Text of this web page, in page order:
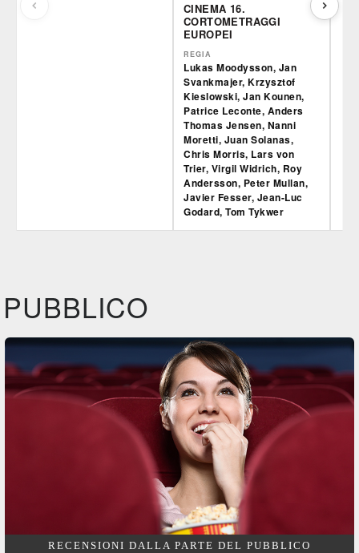
CINEMA 16.
CORTOMETRAGGI
EUROPEI
REGIA
Lukas Moodysson, Jan
Svankmajer, Krzysztof
Kieslowski, Jan Kounen,
Patrice Leconte, Anders
Thomas Jensen, Nanni
Moretti, Juan Solanas,
Chris Morris, Lars von
Trier, Virgil Widrich, Roy
Andersson, Peter Mullan,
Javier Fesser, Jean-Luc
Godard, Tom Tykwer
PUBBLICO
RECENSIONI DALLA PARTE DEL PUBBLICO